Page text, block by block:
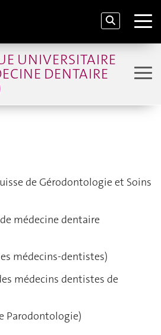
UNIVERSITAIRE
DENTAIRE
de Gérodontologie et Soins
médecine dentaire
médecins-dentistes)
médecins dentistes de
Parodontologie)